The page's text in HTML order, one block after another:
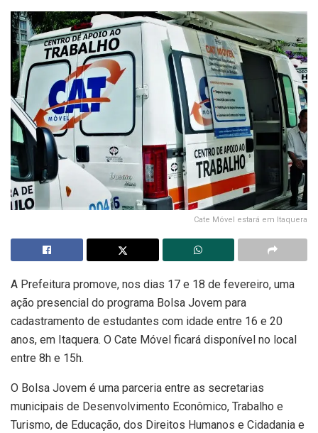
Cate Móvel estará em Itaquera
A Prefeitura promove, nos dias 17 e 18 de fevereiro, uma
ação presencial do programa Bolsa Jovem para
cadastramento de estudantes com idade entre 16 e 20
anos, em Itaquera. O Cate Móvel ficará disponível no local
entre 8h e 15h.
O Bolsa Jovem é uma parceria entre as secretarias
municipais de Desenvolvimento Econômico, Trabalho e
Turismo, de Educação, dos Direitos Humanos e Cidadania e